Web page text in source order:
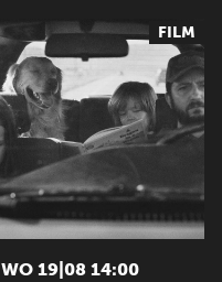
FILM
WO 19|08 14:00